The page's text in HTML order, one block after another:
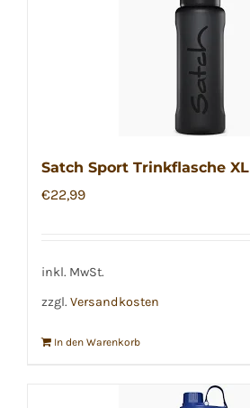
Satch Sport Trinkflasche
€22,99
inkl. MwSt.
zzgl. Versandkosten
In den Warenkorb